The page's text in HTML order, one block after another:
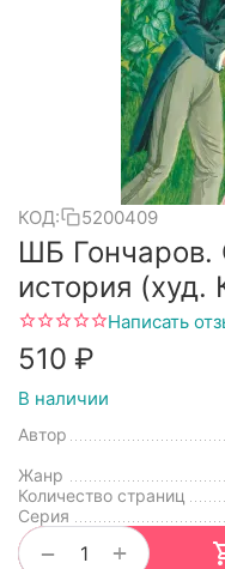
КОД: 5200409
ШБ Гончаров.
история (худ.
Написать
‍510‍ ₽
В наличии
Автор
Жанр
Количество страниц
Серия
+
−